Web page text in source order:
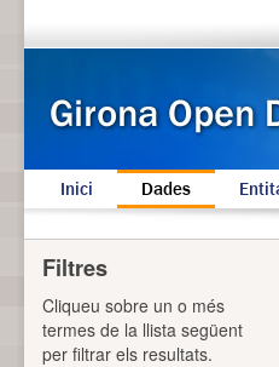
Inici Dades
Filtres
Cliqueu sobre un o més
termes de la llista següent
per filtrar els resultats.